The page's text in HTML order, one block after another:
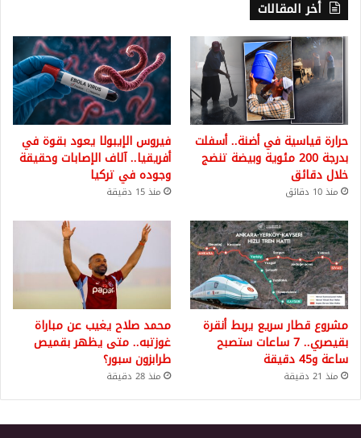
أخر المقالات
حرارة قياسية في أضنة.. أسفلت
بدرجة 200 مئوية وبيضة تنضج
خلال دقائق
منذ 10 دقائق
فيروس الإيبولا يعود بقوة في
أفريقيا.. آلاف الإصابات وحقيقة
وجوده في تركيا
منذ 15 دقيقة
مشروع قطار سريع يربط أنقرة
بقيصري.. 7 ساعات ستصبح
ساعة و45 دقيقة
منذ 21 دقيقة
محمد صلاح يغيب عن مباراة
غوزتبه.. متى يظهر بقميص
طرابزون سبور؟
منذ 28 دقيقة